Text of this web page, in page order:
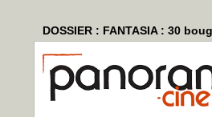
DOSSIER : FANTASIA : 30